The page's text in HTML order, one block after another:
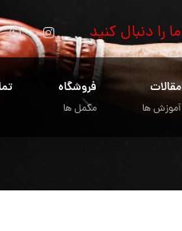
ما را دنبال کنید
مقالات
آموزش ها
فروشگاه
مکمل ها